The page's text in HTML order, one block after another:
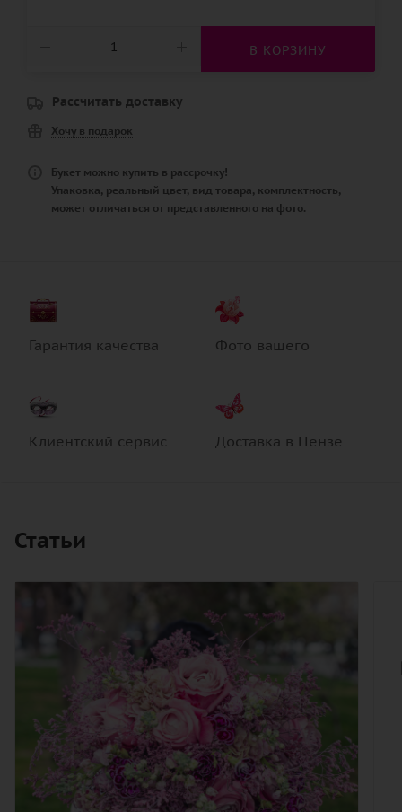
В КОРЗИНУ
Рассчитать доставку
Хочу в подарок
Букет можно купить в рассрочку!
Упаковка, реальный цвет, вид товара, комплектность,
может отличаться от представленного на фото.
Гарантия качества Фото вашего
Клиентский сервис Доставка в Пензе
Статьи